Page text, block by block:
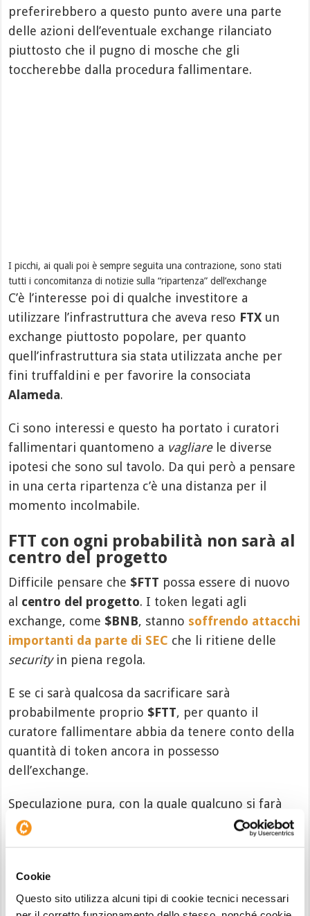
Cookie
Questo sito utilizza alcuni tipi di cookie tecnici necessari
preferirebbero a questo punto avere una parte
delle azioni dell’eventuale exchange rilanciato
piuttosto che il pugno di mosche che gli
toccherebbe dalla procedura fallimentare.
I picchi, ai quali poi è sempre seguita una contrazione, sono stati
tutti i concomitanza di notizie sulla “ripartenza” dell’exchange
C’è l’interesse poi di qualche investitore a
utilizzare l’infrastruttura che aveva reso FTX un
exchange piuttosto popolare, per quanto
quell’infrastruttura sia stata utilizzata anche per
fini truffaldini e per favorire la consociata
Alameda.
Ci sono interessi e questo ha portato i curatori
fallimentari quantomeno a vagliarele diverse
ipotesi che sono sul tavolo. Da qui però a pensare
in una certa ripartenza c’è una distanza per il
momento incolmabile.
FTT con ogni probabilità non sarà al
centro del progetto
Difficile pensare che $FTT possa essere di nuovo
al centro del progetto. I token legati agli
exchange, come $BNB, stanno soffrendo attacchi
importanti da parte di SEC che li ritiene delle
securityin piena regola.
E se ci sarà qualcosa da sacrificare sarà
probabilmente proprio $FTT, per quanto il
curatore fallimentare abbia da tenere conto della
quantità di token ancora in possesso
dell’exchange.
Speculazione pura, con la quale qualcuno si farà
male e alla quale vi invitiamo a prestare la
massima attenzione, senza seguire sirene che poi